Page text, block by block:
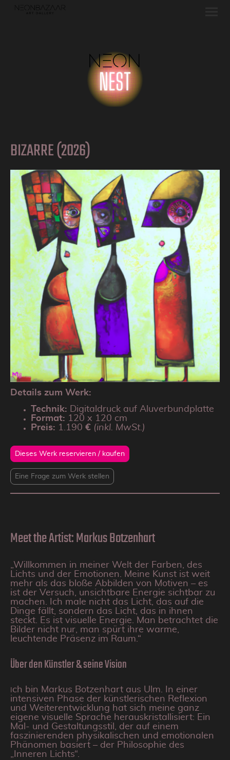
BIZARRE (2026)
Dieses Werk reservieren / kaufen
Details zum Werk:
Technik: Digitaldruck auf Aluverbundplatte
Format: 120 x 120 cm
Preis: 1.190 € (inkl. MwSt.)
Eine Frage zum Werk stellen
Meet the Artist: Markus Botzenhart
„Willkommen in meiner Welt der Farben, des
Lichts und der Emotionen. Meine Kunst ist weit
mehr als das bloße Abbilden von Motiven – es
ist der Versuch, unsichtbare Energie sichtbar zu
machen. Ich male nicht das Licht, das auf die
Dinge fällt, sondern das Licht, das in ihnen
steckt. Es ist visuelle Energie. Man betrachtet die
Bilder nicht nur, man spürt ihre warme,
leuchtende Präsenz im Raum.“
Über den Künstler & seine Vision
ch bin Markus Botzenhart aus Ulm. In einer
intensiven Phase der künstlerischen Reflexion
und Weiterentwicklung hat sich meine ganz
eigene visuelle Sprache herauskristallisiert: Ein
Mal- und Gestaltungsstil, der auf einem
faszinierenden physikalischen und emotionalen
Phänomen basiert – der Philosophie des
„Inneren Lichts“.